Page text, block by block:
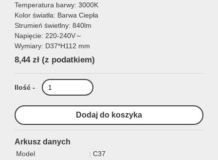
Temperatura barwy: 3000K
Kolor światła: Barwa Ciepła
Strumień świetlny: 840lm
Napięcie: 220-240V～
Wymiary: D37*H112 mm
8,44 zł (z podatkiem)
Ilość -
Arkusz danych
Model
: C37